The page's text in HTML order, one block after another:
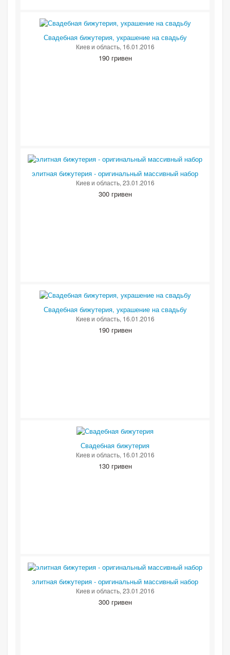
Свадебная бижутерия, украшение на свадьбу
Киев и область, 16.01.2016
190 гривен
элитная бижутерия - оригинальный массивный набор
Киев и область, 23.01.2016
300 гривен
Свадебная бижутерия, украшение на свадьбу
Киев и область, 16.01.2016
190 гривен
Свадебная бижутерия
Киев и область, 16.01.2016
130 гривен
элитная бижутерия - оригинальный массивный набор
Киев и область, 23.01.2016
300 гривен